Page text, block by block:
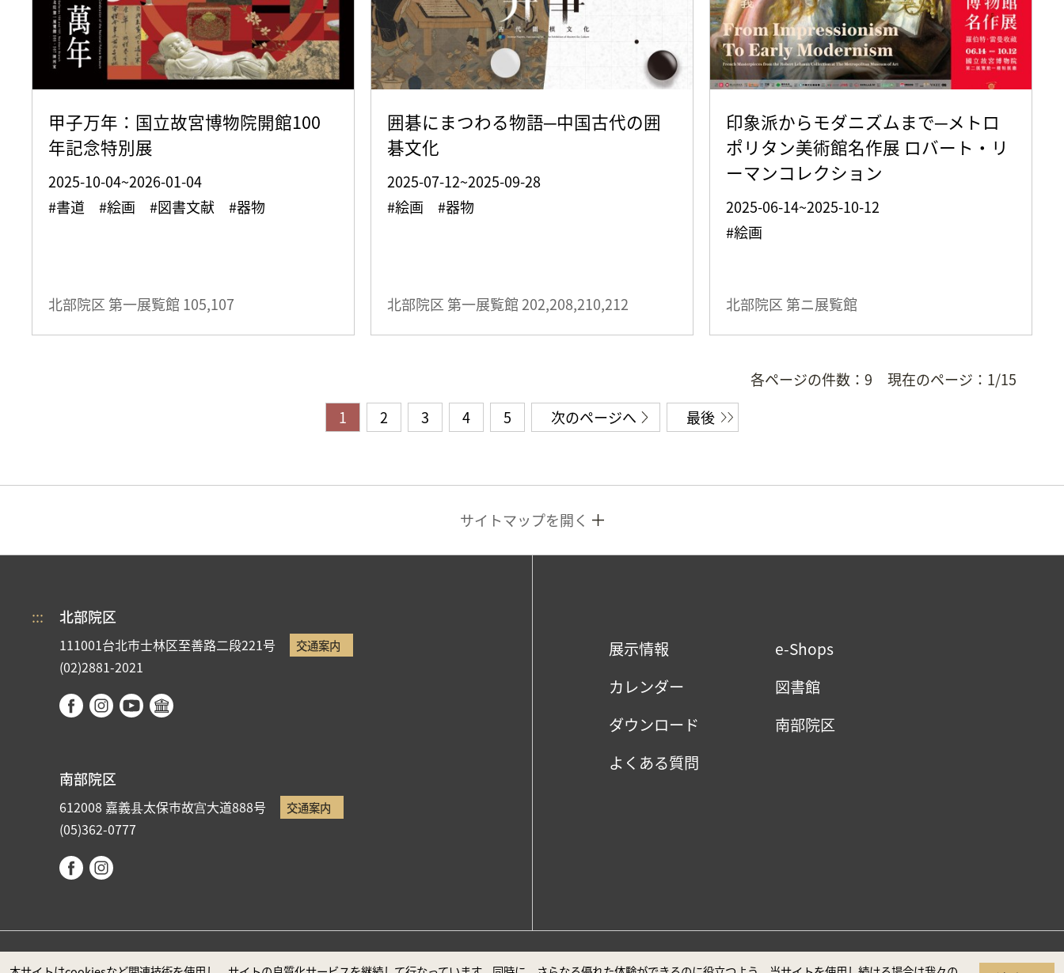
甲子万年：国立故宮博物院開館100
年記念特別展
2025-10-04~2026-01-04
#書道 #絵画 #図書文献 #器物
北部院区 第一展覧館 105,107
囲碁にまつわる物語─中国古代の囲
碁文化
2025-07-12~2025-09-28
#絵画 #器物
北部院区 第一展覧館202,208,210,212
印象派からモダニズムまで─メトロ
ポリタン美術館名作展 ロバート・リ
ーマンコレクション
2025-06-14~2025-10-12
#絵画
北部院区 第ニ展覧館
各ページの件数： 9 現在のページ： 1/15
1
2 3 4 5 次のページへ 最後
サイトマップを開く
::: 北部院区
111001台北市士林区至善路二段221号 交通案内
(02)2881-2021
南部院区
612008 嘉義县太保市故宫大道888号 交通案内
(05)362-0777
展示情報
カレンダー
ダウンロード
よくある質問
e-Shops
図書館
南部院区
国立故宮博物院著作権所有 本サイトはMicrosoft Edge、Google Chrome最新バージョンでの閲覧を推奨しております。（推奨解像度1920×1080）